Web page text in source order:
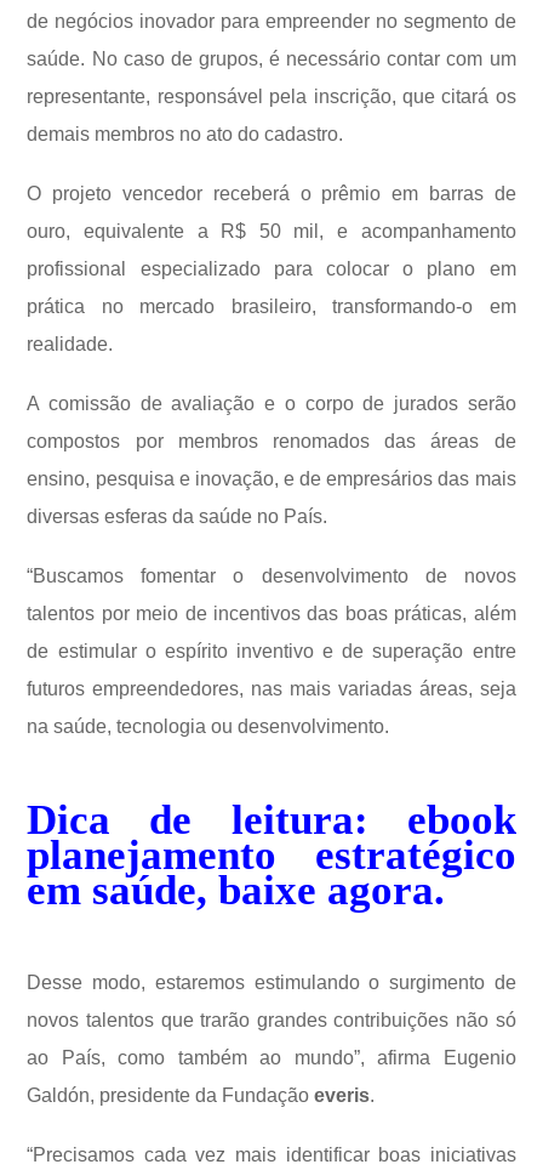
de negócios inovador para empreender no segmento de
saúde. No caso de grupos, é necessário contar com um
representante, responsável pela inscrição, que citará os
demais membros no ato do cadastro.
O projeto vencedor receberá o prêmio em barras de
ouro, equivalente a R$ 50 mil, e acompanhamento
profissional especializado para colocar o plano em
prática no mercado brasileiro, transformando-o em
realidade.
A comissão de avaliação e o corpo de jurados serão
compostos por membros renomados das áreas de
ensino, pesquisa e inovação, e de empresários das mais
diversas esferas da saúde no País.
“Buscamos fomentar o desenvolvimento de novos
talentos por meio de incentivos das boas práticas, além
de estimular o espírito inventivo e de superação entre
futuros empreendedores, nas mais variadas áreas, seja
na saúde, tecnologia ou desenvolvimento.
Dica de leitura: ebook
planejamento estratégico
em saúde, baixe agora.
Desse modo, estaremos estimulando o surgimento de
novos talentos que trarão grandes contribuições não só
ao País, como também ao mundo”, afirma Eugenio
Galdón, presidente da Fundaçãoeveris.
“Precisamos cada vez mais identificar boas iniciativas